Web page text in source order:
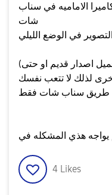
الاماميه في سناب
(لايمكن حل المشكله لا عن طريق تحميل اصدار قديم او حتى
4 Likes